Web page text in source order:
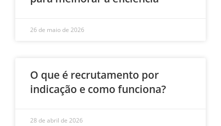
26 de maio de 2026
O que é recrutamento por
indicação e como funciona?
28 de abril de 2026